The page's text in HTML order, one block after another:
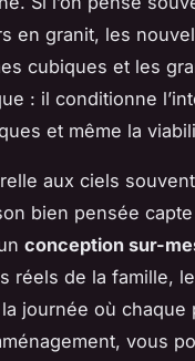
en granit, les
cubiques et les
: il conditionne
et même la
aux ciels
bien pensée
conception sur-
réels de la famille,
journée où
vous